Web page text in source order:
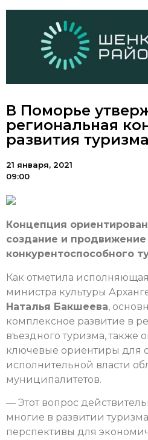
В Поморье
региональная
развития туризма
21 января, 2021
09:00
Концепция
создание и продвижение
конкурентоспособного
Как отметила
министра культуры
Наталья Бакшеева,
комплексное развитие в
въездного туризма, также
ключевые ориентиры для
исполнительной власти
муниципалитетов.
— Этот вопрос
многие в развитии
перспективы для